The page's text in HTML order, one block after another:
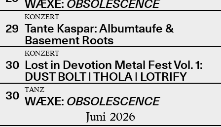
WÆXE: OBSOLESCENCE
29
KONZERT
Tante Kaspar: Albumtaufe &
Basement Roots
30
KONZERT
Lost in Devotion Metal Fest Vol. 1:
DUST BOLT | THOLA | LOTRIFY
30
TANZ
WÆXE: OBSOLESCENCE
Juni 2026